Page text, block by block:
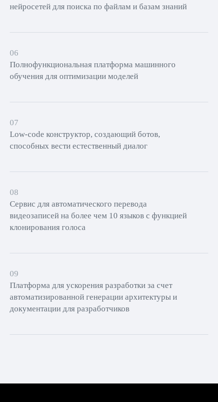
нейросетей для поиска по файлам и базам знаний
06
Полнофункциональная платформа машинного
обучения для оптимизации моделей
07
Low-code конструктор, создающий ботов,
способных вести естественный диалог
08
Сервис для автоматического перевода
видеозаписей на более чем 10 языков с функцией
клонирования голоса
09
Платформа для ускорения разработки за счет
автоматизированной генерации архитектуры и
документации для разработчиков